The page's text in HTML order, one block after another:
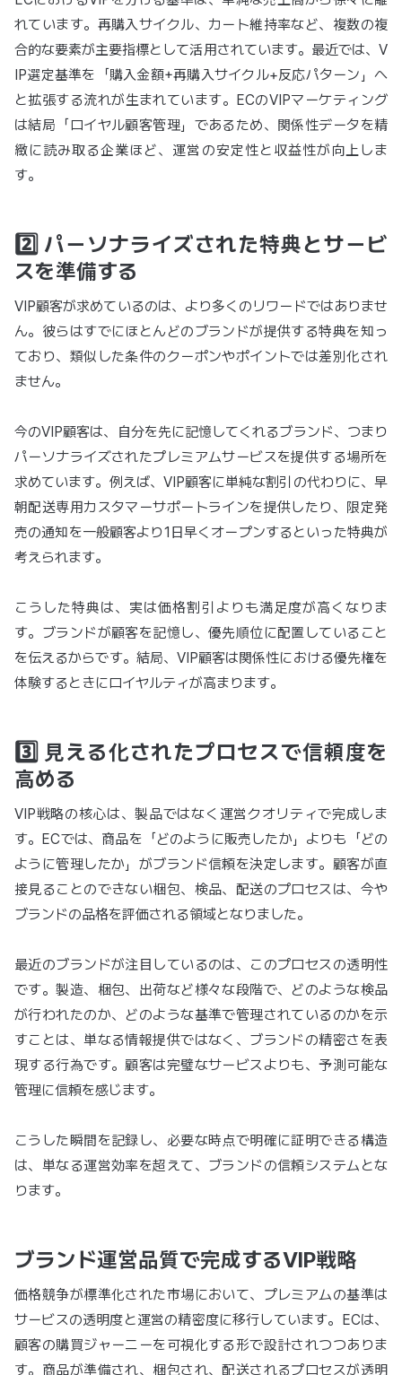
れています。再購入サイクル、カート維持率など、複数の複
合的な要素が主要指標として活用されています。最近では、V
IP選定基準を「購入金額+再購入サイクル+反応パターン」へ
と拡張する流れが生まれています。ECのVIPマーケティング
は結局「ロイヤル顧客管理」であるため、関係性データを精
緻に読み取る企業ほど、運営の安定性と収益性が向上しま
す。
2️⃣ パーソナライズされた特典とサービ
スを準備する
VIP顧客が求めているのは、より多くのリワードではありませ
ん。彼らはすでにほとんどのブランドが提供する特典を知っ
ており、類似した条件のクーポンやポイントでは差別化され
ません。
今のVIP顧客は、自分を先に記憶してくれるブランド、つまり
パーソナライズされたプレミアムサービスを提供する場所を
求めています。例えば、VIP顧客に単純な割引の代わりに、早
朝配送専用カスタマーサポートラインを提供したり、限定発
売の通知を一般顧客より1日早くオープンするといった特典が
考えられます。
こうした特典は、実は価格割引よりも満足度が高くなりま
す。ブランドが顧客を記憶し、優先順位に配置していること
を伝えるからです。結局、VIP顧客は関係性における優先権を
体験するときにロイヤルティが高まります。
3️⃣ 見える化されたプロセスで信頼度を
高める
VIP戦略の核心は、製品ではなく運営クオリティで完成しま
す。ECでは、商品を「どのように販売したか」よりも「どの
ように管理したか」がブランド信頼を決定します。顧客が直
接見ることのできない梱包、検品、配送のプロセスは、今や
ブランドの品格を評価される領域となりました。
最近のブランドが注目しているのは、このプロセスの透明性
です。製造、梱包、出荷など様々な段階で、どのような検品
が行われたのか、どのような基準で管理されているのかを示
すことは、単なる情報提供ではなく、ブランドの精密さを表
現する行為です。顧客は完璧なサービスよりも、予測可能な
管理に信頼を感じます。
こうした瞬間を記録し、必要な時点で明確に証明できる構造
は、単なる運営効率を超えて、ブランドの信頼システムとな
ります。
ブランド運営品質で完成するVIP戦略
価格競争が標準化された市場において、プレミアムの基準は
サービスの透明度と運営の精密度に移行しています。ECは、
顧客の購買ジャーニーを可視化する形で設計されつつありま
す。商品が準備され、梱包され、配送されるプロセスが透明